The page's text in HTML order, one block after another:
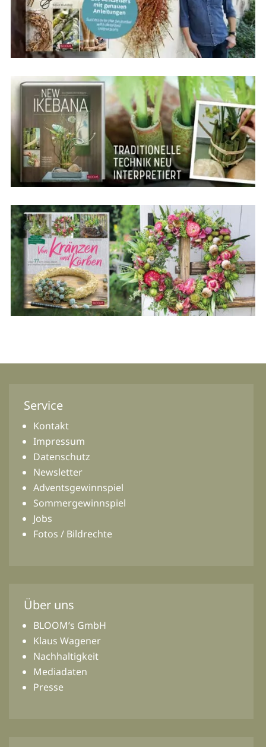
Service
Kontakt
Impressum
Datenschutz
Newsletter
Adventsgewinnspiel
Sommergewinnspiel
Jobs
Fotos / Bildrechte
Über uns
BLOOM’s GmbH
Klaus Wagener
Nachhaltigkeit
Mediadaten
Presse